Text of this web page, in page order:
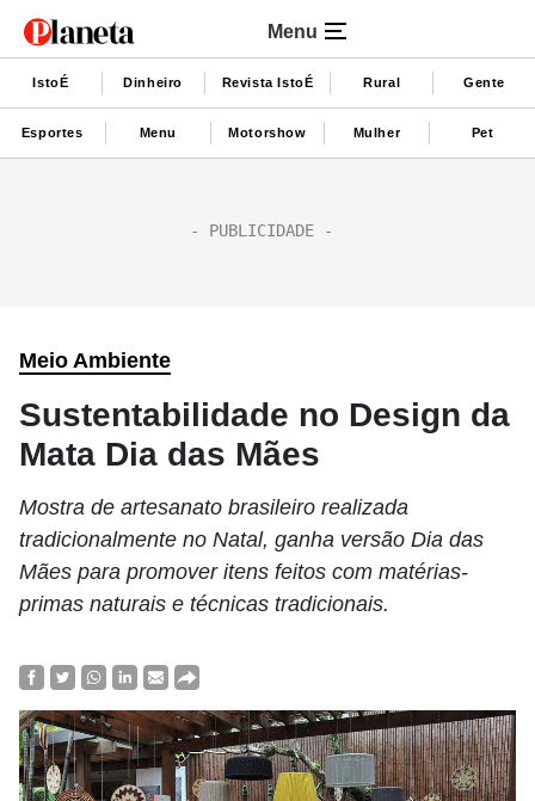
Menu
IstoÉ Dinheiro Revista IstoÉ Rural Gente
Esportes Menu Motorshow Mulher Pet
Meio Ambiente
Sustentabilidade no Design da
Mata Dia das Mães
Mostra de artesanato brasileiro realizada
tradicionalmente no Natal, ganha versão Dia das
Mães para promover itens feitos com matérias-
primas naturais e técnicas tradicionais.